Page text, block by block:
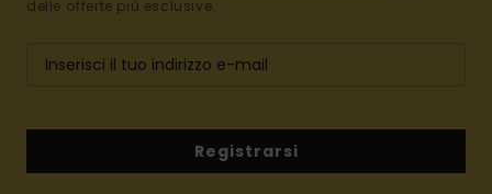
delle offerte più esclusive.
Registrarsi